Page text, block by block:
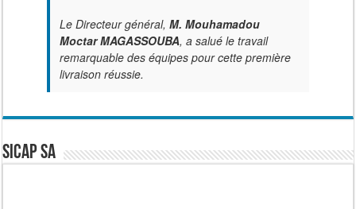
Le Directeur général, M. Mouhamadou
Moctar MAGASSOUBA, a salué le travail
remarquable des équipes pour cette première
livraison réussie.
SICAP SA